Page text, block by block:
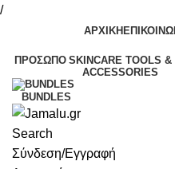
/
ΑΡΧΙΚΗ
ΠΡΌΣΩΠΟ SKINCARE TOOLS &
ACCESSORIES
BUNDLES
Search
Σύνδεση/Εγγραφή